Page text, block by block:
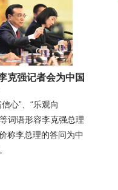
克强记者会为中国
心”、“乐观向
等词语形容李克强总理
称李总理的答问为中